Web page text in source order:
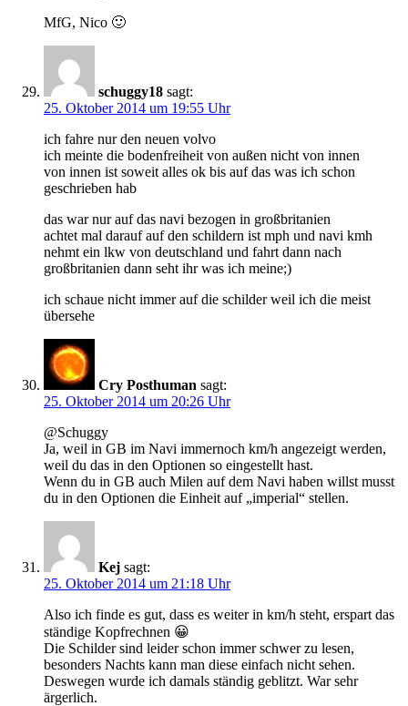
MfG, Nico 🙂
schuggy18 sagt:
25. Oktober 2014 um 19:55 Uhr
ich fahre nur den neuen volvo
ich meinte die bodenfreiheit von außen nicht von innen
von innen ist soweit alles ok bis auf das was ich schon
geschrieben hab
das war nur auf das navi bezogen in großbritanien
achtet mal darauf auf den schildern ist mph und navi kmh
nehmt ein lkw von deutschland und fahrt dann nach
großbritanien dann seht ihr was ich meine;)
ich schaue nicht immer auf die schilder weil ich die meist
übersehe
Cry Posthuman sagt:
25. Oktober 2014 um 20:26 Uhr
@Schuggy
Ja, weil in GB im Navi immernoch km/h angezeigt werden,
weil du das in den Optionen so eingestellt hast.
Wenn du in GB auch Milen auf dem Navi haben willst musst
du in den Optionen die Einheit auf „imperial“ stellen.
Kej sagt:
25. Oktober 2014 um 21:18 Uhr
Also ich finde es gut, dass es weiter in km/h steht, erspart das
ständige Kopfrechnen 😀
Die Schilder sind leider schon immer schwer zu lesen,
besonders Nachts kann man diese einfach nicht sehen.
Deswegen wurde ich damals ständig geblitzt. War sehr
ärgerlich.